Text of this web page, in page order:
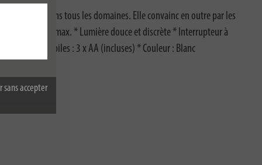
sans accepter
sécurité dans tous les domaines. Elle convainc en outre par les
de 3 m max. * Lumière douce et discrète * Interrupteur à
h * Type de piles : 3 x AA (incluses) * Couleur : Blanc